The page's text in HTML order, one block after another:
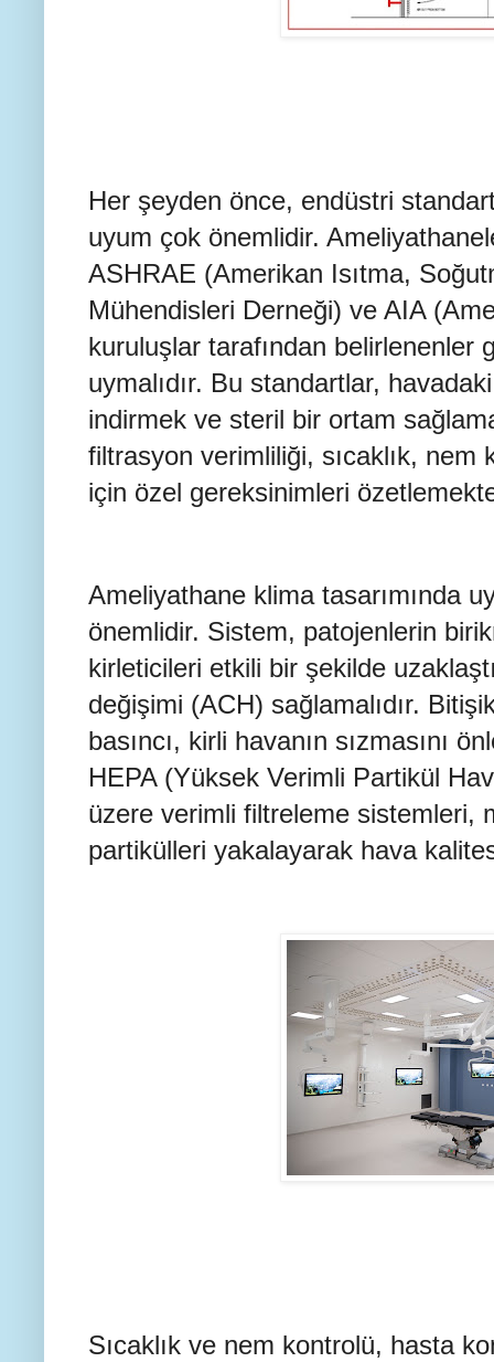
Her şeyden önce, endüstri
uyum çok önemlidir.
ASHRAE (Amerikan Isıtma,
Mühendisleri Derneği) ve AIA
kuruluşlar tarafından belirlenenler
uymalıdır. Bu standartlar,
indirmek ve steril bir ortam
filtrasyon verimliliği, sıcaklık, nem
için özel gereksinimleri
Ameliyathane klima tasarımında
önemlidir. Sistem, patojenlerin
kirleticileri etkili bir şekilde
değişimi (ACH) sağlamalıdır.
basıncı, kirli havanın sızmasını
HEPA (Yüksek Verimli Partikül
üzere verimli filtreleme sistemleri,
partikülleri yakalayarak hava
Sıcaklık ve nem kontrolü, hasta